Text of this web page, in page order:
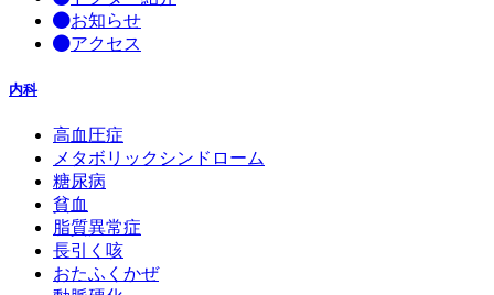
お知らせ
アクセス
内科
高血圧症
メタボリックシンドローム
糖尿病
貧血
脂質異常症
長引く咳
おたふくかぜ